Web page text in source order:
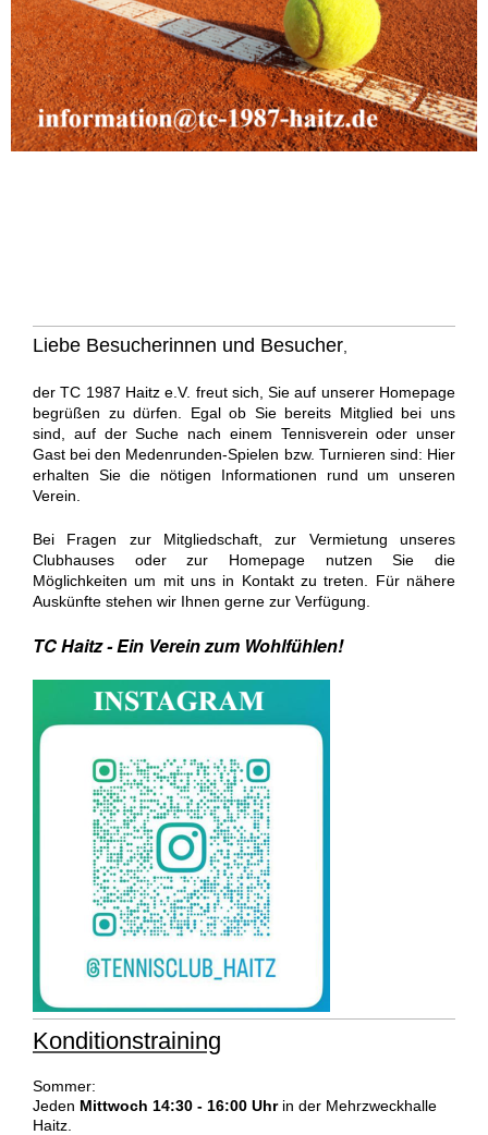
Liebe Besucherinnen und Besucher
der TC 1987 Haitz e.V. freut sich, Sie auf unserer Homepage
begrüßen zu dürfen. Egal ob Sie bereits Mitglied bei uns
sind, auf der Suche nach einem Tennisverein oder unser
Gast bei den Medenrunden-Spielen bzw. Turnieren sind: Hier
erhalten Sie die nötigen Informationen rund um unseren
Verein.
Bei Fragen zur Mitgliedschaft, zur Vermietung unseres
Clubhauses oder zur Homepage nutzen Sie die
Möglichkeiten um mit uns in Kontakt zu treten. Für nähere
Auskünfte stehen wir Ihnen gerne zur Verfügung.
TC Haitz - Ein Verein zum Wohlfühlen!
Konditionstraining
Sommer:
Jeden Mittwoch 14:30 - 16:00 Uhrin der Mehrzweckhalle
Haitz.